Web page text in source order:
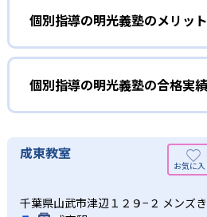
る。生徒自らが考えることを重視
講師が会話をしながら進められる
解を深めるため、理解の定着が深
02 ノートの取り
明光義塾にはオリジナルのノート
合わせて見やすいノート作りを学
せて指導してくれる。ノートの取
03 豊富な情報力
苦手科目を克服した
明光義塾のノート指導では、分か
これにより、自分がどこでつまず
る。
中学生
内申点を上げたい
明光義塾の豊富な情報から、学校
個別指導の明光義塾のメリッ
どんなメリット
個別指導の明光義塾の最大のメリ
ートだ。明光義塾のオリジナルノ
ートがあり、そのノートを確認す
認できる。勉強の仕方が分からな
トで簡単に復習できる。
また、振替授業も魅力の一つ。集
休むとその授業の内容を理解でき
とがほとんど。明光義塾は、授業
個別指導の明光義塾の合格実績
個別指導の明光義塾ではサイトで
い。合格実績があるかどうかは、
成東教室
千葉県山武市津辺１２９−２ メンズ